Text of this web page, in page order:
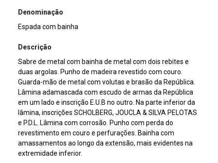
Denominação
Espada com bainha
Descrição
Sabre de metal com bainha de metal com dois rebites e
duas argolas. Punho de madeira revestido com couro.
Guarda-mão de metal com volutas e brasão da República.
Lâmina adamascada com escudo de armas da República
em um lado e inscrição E.U.B no outro. Na parte inferior da
lâmina, inscrições SCHOLBERG, JOUCLA & SILVA PELOTAS
e P.D.L. Lâmina com corrosão. Punho com perda do
revestimento em couro e perfurações. Bainha com
amassamentos ao longo da extensão, mais evidentes na
extremidade inferior.